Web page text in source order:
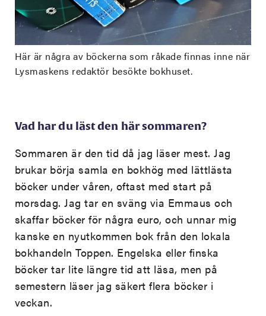
Här är några av böckerna som råkade finnas inne när
Lysmaskens redaktör besökte bokhuset.
Vad har du läst den här sommaren?
Sommaren är den tid då jag läser mest. Jag
brukar börja samla en bokhög med lättlästa
böcker under våren, oftast med start på
morsdag. Jag tar en sväng via Emmaus och
skaffar böcker för några euro, och unnar mig
kanske en nyutkommen bok från den lokala
bokhandeln Toppen. Engelska eller finska
böcker tar lite längre tid att läsa, men på
semestern läser jag säkert flera böcker i
veckan.